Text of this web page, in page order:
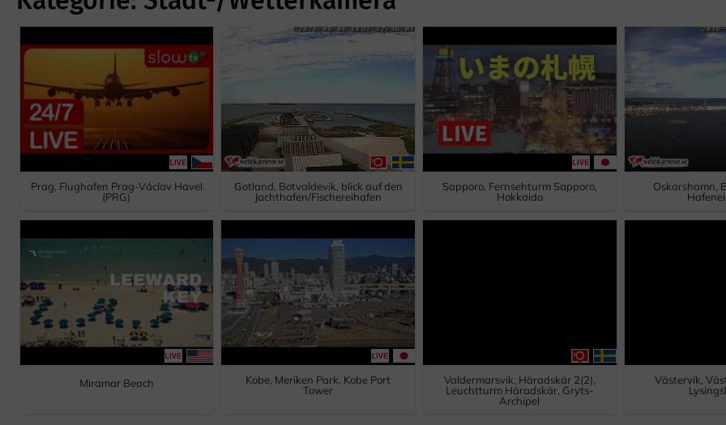
Prag, Flughafen Prag-Václav Havel
(PRG)
Gotland, Botvaldevik, blick auf den
Jachthafen/Fischereihafen
Sapporo, Fernsehturm Sapporo,
Hokkaido
Oskarshamn,
Miramar Beach
Kobe, Meriken Park, Kobe Port
Tower
Valdermarsvik, Häradskär 2(2),
Leuchtturm Häradskär, Gryts-
Archipel
Västervik,